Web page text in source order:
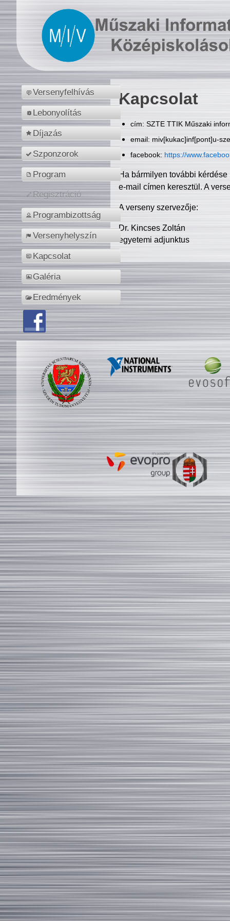
Versenyfelhívás
Lebonyolítás
Díjazás
Szponzorok
Program
Regisztráció
Programbizottság
Versenyhelyszín
Kapcsolat
Galéria
Eredmények
Kapcsolat
cím: SZTE TTIK Műszaki
email: miv[kukac]inf[pont]u-
facebook: https://
Ha bármilyen további
e-mail címen keresztül. A
A verseny szervezője:
Dr. Kincses Zoltán
egyetemi adjunktus